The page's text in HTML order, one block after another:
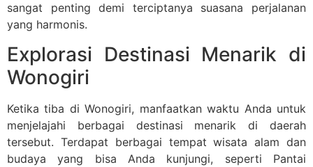
sangat penting demi terciptanya suasana perjalanan
yang harmonis.
Explorasi Destinasi Menarik di
Wonogiri
Ketika tiba di Wonogiri, manfaatkan waktu Anda untuk
menjelajahi berbagai destinasi menarik di daerah
tersebut. Terdapat berbagai tempat wisata alam dan
budaya yang bisa Anda kunjungi, seperti Pantai